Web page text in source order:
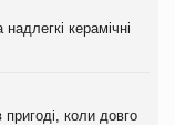
керамічні
коли довго